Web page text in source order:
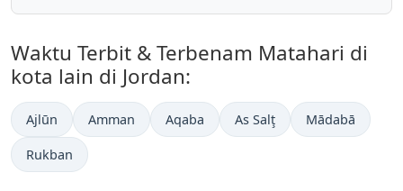
Waktu Terbit & Terbenam Matahari di
kota lain di Jordan:
Ajlūn Amman Aqaba As Salţ Mādabā
Rukban